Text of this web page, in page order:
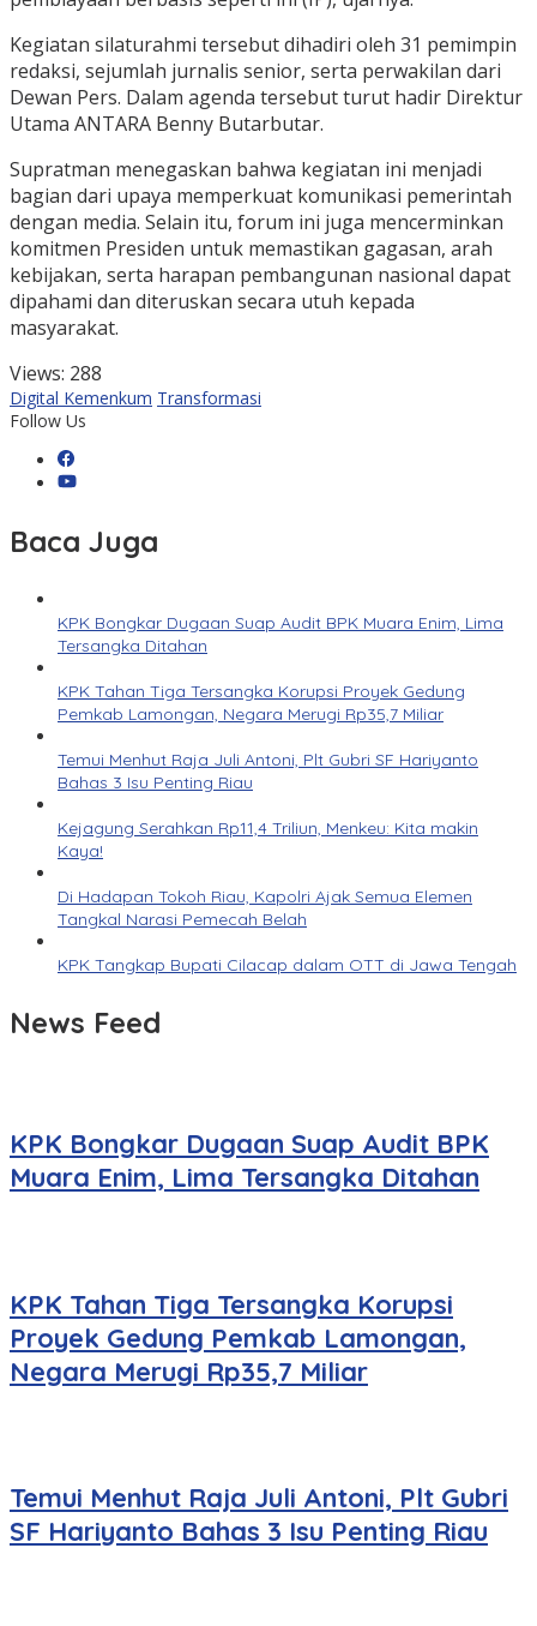
Kegiatan silaturahmi tersebut dihadiri oleh 31 pemimpin
redaksi, sejumlah jurnalis senior, serta perwakilan dari
Dewan Pers. Dalam agenda tersebut turut hadir Direktur
Utama ANTARA Benny Butarbutar.
Supratman menegaskan bahwa kegiatan ini menjadi
bagian dari upaya memperkuat komunikasi pemerintah
dengan media. Selain itu, forum ini juga mencerminkan
komitmen Presiden untuk memastikan gagasan, arah
kebijakan, serta harapan pembangunan nasional dapat
dipahami dan diteruskan secara utuh kepada
masyarakat.
Views: 288
Digital Kemenkum Transformasi
Follow Us
Baca Juga
KPK Bongkar Dugaan Suap Audit BPK Muara Enim, Lima
Tersangka Ditahan
KPK Tahan Tiga Tersangka Korupsi Proyek Gedung
Pemkab Lamongan, Negara Merugi Rp35,7 Miliar
Temui Menhut Raja Juli Antoni, Plt Gubri SF Hariyanto
Bahas 3 Isu Penting Riau
Kejagung Serahkan Rp11,4 Triliun, Menkeu: Kita makin
Kaya!
Di Hadapan Tokoh Riau, Kapolri Ajak Semua Elemen
Tangkal Narasi Pemecah Belah
KPK Tangkap Bupati Cilacap dalam OTT di Jawa Tengah
News Feed
KPK Bongkar Dugaan Suap Audit BPK
Muara Enim, Lima Tersangka Ditahan
KPK Tahan Tiga Tersangka Korupsi
Proyek Gedung Pemkab Lamongan,
Negara Merugi Rp35,7 Miliar
Temui Menhut Raja Juli Antoni, Plt Gubri
SF Hariyanto Bahas 3 Isu Penting Riau